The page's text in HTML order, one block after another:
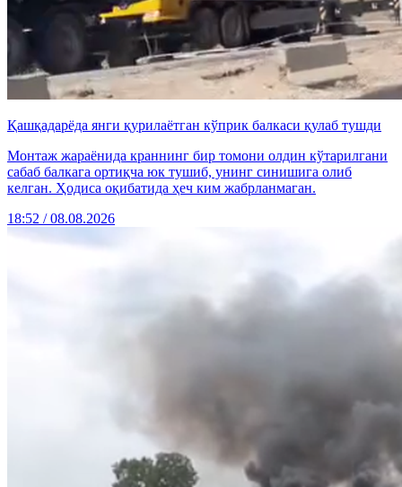
Қашқадарёда янги қурилаётган кўприк балкаси қулаб тушди
Монтаж жараёнида краннинг бир томони олдин кўтарилгани
сабаб балкага ортиқча юк тушиб, унинг синишига олиб
келган. Ҳодиса оқибатида ҳеч ким жабрланмаган.
18:52 / 08.08.2026